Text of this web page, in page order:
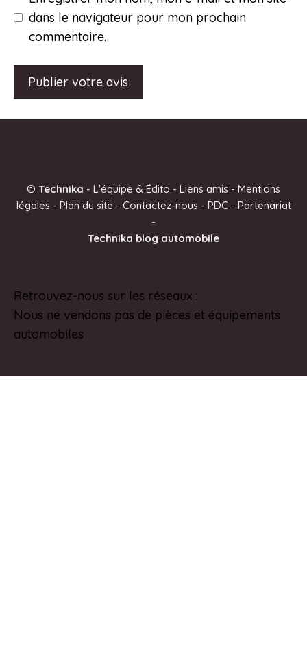
dans le navigateur pour mon prochain
commentaire.
n
v
e
© Technika - L'équipe & Édito - Liens amis - Mentions
légales- Plan du site - Contactez-nous- PDC - Partenariat
-
Technika blog automobile
Retrouvez-nous sur les réseaux :
Nous ne vendons pas de pièces et équipements
automobiles